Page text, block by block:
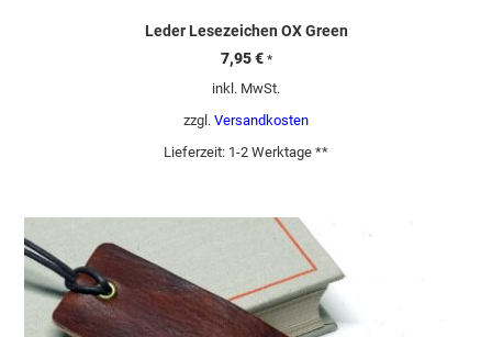
Leder Lesezeichen OX Green
7,95€ *
inkl. MwSt.
zzgl. Versandkosten
Lieferzeit: 1-2 Werktage **